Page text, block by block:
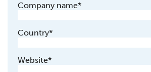
Company name*
Country*
Website*